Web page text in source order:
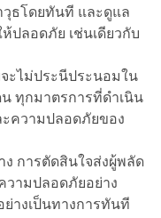
วุธโดยทันที และดูแล
ปลอดภัย เช่นเดียวกับ
ะไม่ประนีประนอมใน
ทุกมาตรการที่ดำเนิน
ะความปลอดภัยของ
การตัดสินใจส่งผู้พลัด
วามปลอดภัยอย่าง
างเป็นทางการทันที